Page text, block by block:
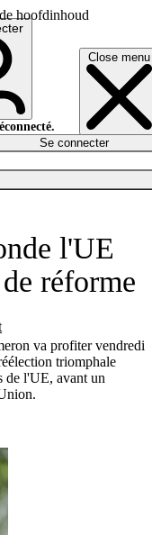
hoofdinhoud
Close menu
Se connecter
l'UE
réforme
va profiter vendredi
triomphale
de l'UE, avant un